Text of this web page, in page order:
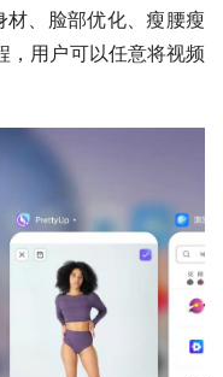
、脸部优化、瘦腰瘦
，用户可以任意将视频